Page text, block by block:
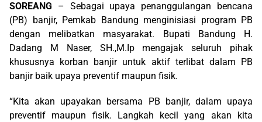
SOREANG – Sebagai upaya penanggulangan bencana
(PB) banjir, Pemkab Bandung menginisiasi program PB
dengan melibatkan masyarakat. Bupati Bandung H.
Dadang M Naser, SH.,M.Ip mengajak seluruh pihak
khususnya korban banjir untuk aktif terlibat dalam PB
banjir baik upaya preventif maupun fisik.
“Kita akan upayakan bersama PB banjir, dalam upaya
preventif maupun fisik. Langkah kecil yang akan kita